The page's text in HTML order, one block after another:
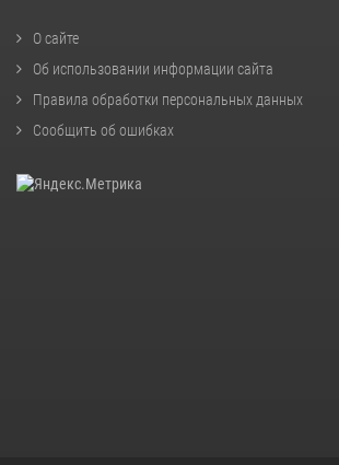
О сайте
Об использовании информации сайта
Правила обработки персональных данных
Сообщить об ошибках